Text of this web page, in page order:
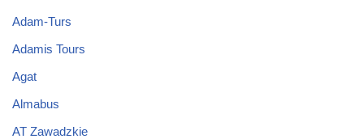
Adam-Turs
Adamis Tours
Agat
Almabus
AT Zawadzkie